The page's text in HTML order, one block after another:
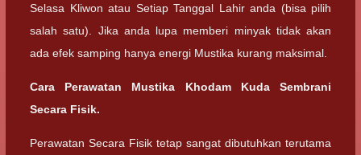
Selasa Kliwon atau Setiap Tanggal Lahir anda (bisa pilih
salah satu). Jika anda lupa memberi minyak tidak akan
ada efek samping hanya energi Mustika kurang maksimal.
Cara Perawatan Mustika Khodam Kuda Sembrani
Secara Fisik.
Perawatan Secara Fisik tetap sangat dibutuhkan terutama